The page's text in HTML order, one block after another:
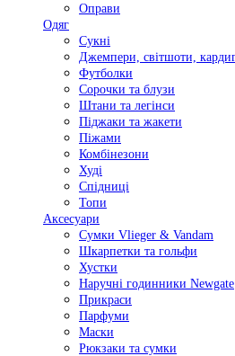
Оправи
Одяг
Сукні
Джемпери, світшоти,
Футболки
Сорочки та блузи
Штани та легінси
Піджаки та жакети
Піжами
Комбінезони
Худі
Спідниці
Топи
Аксесуари
Сумки Vlieger & Vandam
Шкарпетки та гольфи
Хустки
Наручні годинники Newgate
Прикраси
Парфуми
Маски
Рюкзаки та сумки